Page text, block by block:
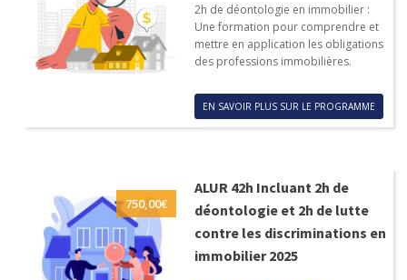
2h de déontologie en immobilier :
Une formation pour comprendre et
mettre en application les obligations
des professions immobilières.
EN SAVOIR PLUS SUR LE PROGRAMME
750,00€
ALUR 42h Incluant 2h de
déontologie et 2h de lutte
contre les discriminations en
immobilier 2025